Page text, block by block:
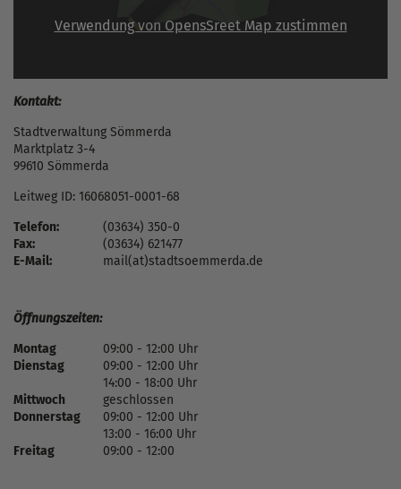
Verwendung von OpensSreet Map zustimmen
Kontakt:
Stadtverwaltung Sömmerda
Marktplatz 3-4
99610 Sömmerda
Leitweg ID: 16068051-0001-68
Telefon:
(03634) 350-0
Fax:
(03634) 621477
E-Mail:
mail(at)stadtsoemmerda.de
Öffnungszeiten:
Montag
09:00 - 12:00 Uhr
Dienstag
09:00 - 12:00 Uhr
14:00 - 18:00 Uhr
Mittwoch
geschlossen
Donnerstag
09:00 - 12:00 Uhr
13:00 - 16:00 Uhr
Freitag
09:00 - 12:00